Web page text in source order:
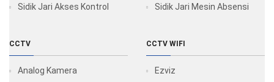
Sidik Jari Akses Kontrol
Sidik Jari Mesin Absensi
CCTV
Analog Kamera
CCTV WIFI
Ezviz